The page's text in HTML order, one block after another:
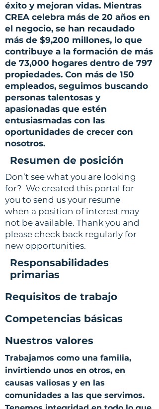
éxito y mejoran vidas. Mientras
CREA celebra más de 20 años en
el negocio, se han recaudado
más de $9,200 millones, lo que
contribuye a la formación de más
de 73,000 hogares dentro de 797
propiedades. Con más de 150
empleados, seguimos buscando
personas talentosas y
apasionadas que estén
entusiasmadas con las
oportunidades de crecer con
nosotros.
Resumen de posición
Don’t see what you are looking
for? We created this portal for
you to send us your resume
when a position of interest may
not be available. Thank you and
please check back regularly for
new opportunities.
Responsabilidades
primarias
Requisitos de trabajo
Competencias básicas
Nuestros valores
Trabajamos como una familia,
invirtiendo unos en otros, en
causas valiosas y en las
comunidades a las que servimos.